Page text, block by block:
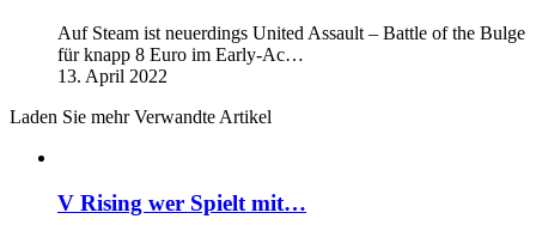
Auf Steam ist neuerdings United Assault – Battle of the Bulge
für knapp 8 Euro im Early-Ac…
13. April 2022
Laden Sie mehr Verwandte Artikel
V Rising wer Spielt mit…